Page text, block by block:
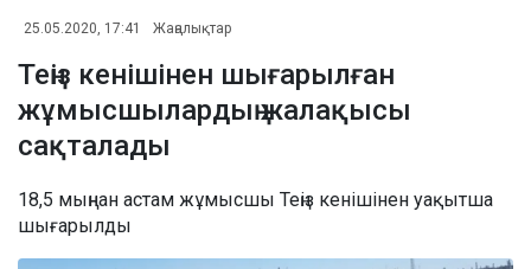
25.05.2020, 17:41 Жаңалықтар
Теңіз кенішінен шығарылған
жұмысшылардың жалақысы
сақталады
18,5 мыңнан астам жұмысшы Теңіз кенішінен уақытша
шығарылды